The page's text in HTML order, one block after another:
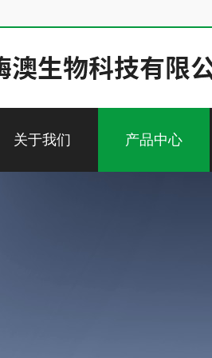
关于我们 产品中心